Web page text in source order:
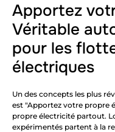
Apportez
Véritable
pour les
électriques
Un des concepts les plus
est "Apportez votre propre
propre électricité partout.
expérimentés partent à la